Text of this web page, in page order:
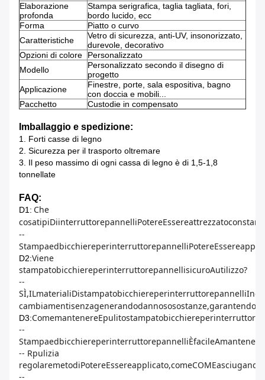
Elaborazione
profonda
Stampa serigrafica, taglia tagliata, fori,
bordo lucido, ecc
Forma
Piatto o curvo
Caratteristiche
Vetro di sicurezza, anti-UV, insonorizzato,
durevole, decorativo
Opzioni di colore
Personalizzato
Modello
Personalizzato secondo il disegno di
progetto
Applicazione
Finestre, porte, sala espositiva, bagno
con doccia e mobili...
Pacchetto
Custodie in compensato
Imballaggio e spedizione:
1. Forti casse di legno
2. Sicurezza per il trasporto oltremare
3. Il peso massimo di ogni cassa di legno è di 1,5-1,8
tonnellate
FAQ:
D1: Che
cosatipiDiinterruttorepannelliPotereEssereattrezzatocon
--
StampaedbicchiereperinterruttorepannelliPotereEssere
D2:Viene
stampatobicchiereperinterruttorepannellisicuroAutilizzo?
--
SÌ,ILmaterialiDistampatobicchiereperinterruttorepannelli
cambiamentisenzagenerandodannososostanze,garantendo
D3:ComemantenereEpulitostampatobicchiereperinterruttore
--
StampaedbicchiereperinterruttorepannelliÈfacileAmantenere
-- Rpulizia
regolaremetodiPotereEssereapplicato,comeCOME
--